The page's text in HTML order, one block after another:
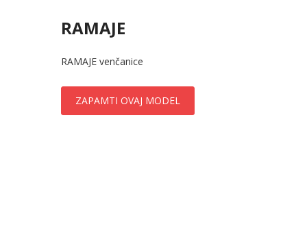
RAMAJE
RAMAJE venčanice
ZAPAMTI OVAJ MODEL